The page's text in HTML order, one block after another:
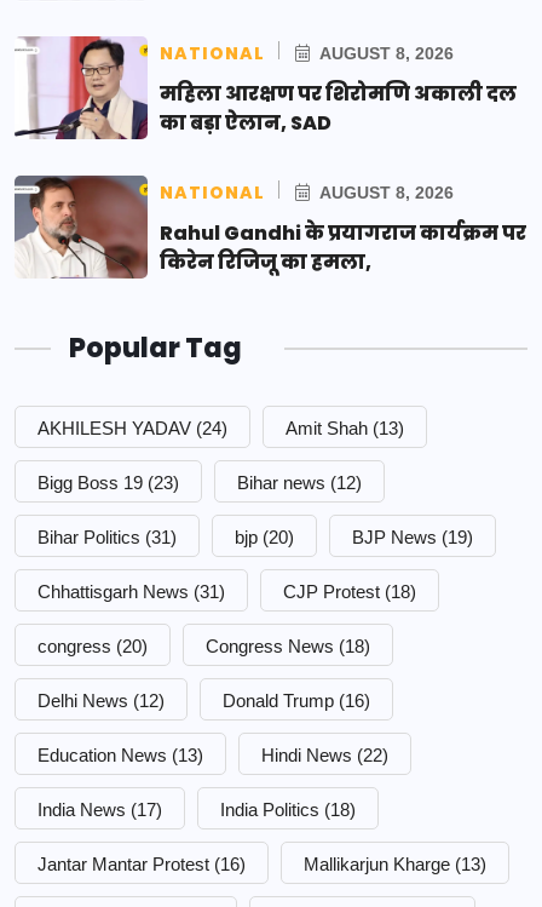
NATIONAL AUGUST 8, 2026
महिला आरक्षण पर शिरोमणि अकाली दल
का बड़ा ऐलान, SAD
NATIONAL AUGUST 8, 2026
Rahul Gandhi के प्रयागराज कार्यक्रम पर
किरेन रिजिजू का हमला,
Popular Tag
AKHILESH YADAV (24) Amit Shah (13)
Bigg Boss 19 (23) Bihar news (12)
Bihar Politics (31) bjp (20) BJP News (19)
Chhattisgarh News (31) CJP Protest (18)
congress (20) Congress News (18)
Delhi News (12) Donald Trump (16)
Education News (13) Hindi News (22)
India News (17) India Politics (18)
Jantar Mantar Protest (16) Mallikarjun Kharge (13)